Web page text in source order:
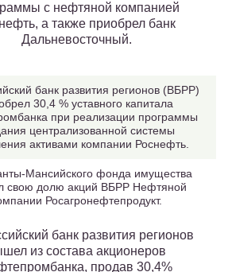
с нефтяной компанией
а также приобрел банк
Дальневосточный.
банк развития регионов (ВБРР)
30,4 % уставного капитала
при реализации программы
централизованной системы
активами компании Роснефть.
Мансийского фонда имущества
свою долю акций ВБРР Нефтяной
Росагронефтепродукт.
банк развития регионов
из состава акционеров
продав 30,4%